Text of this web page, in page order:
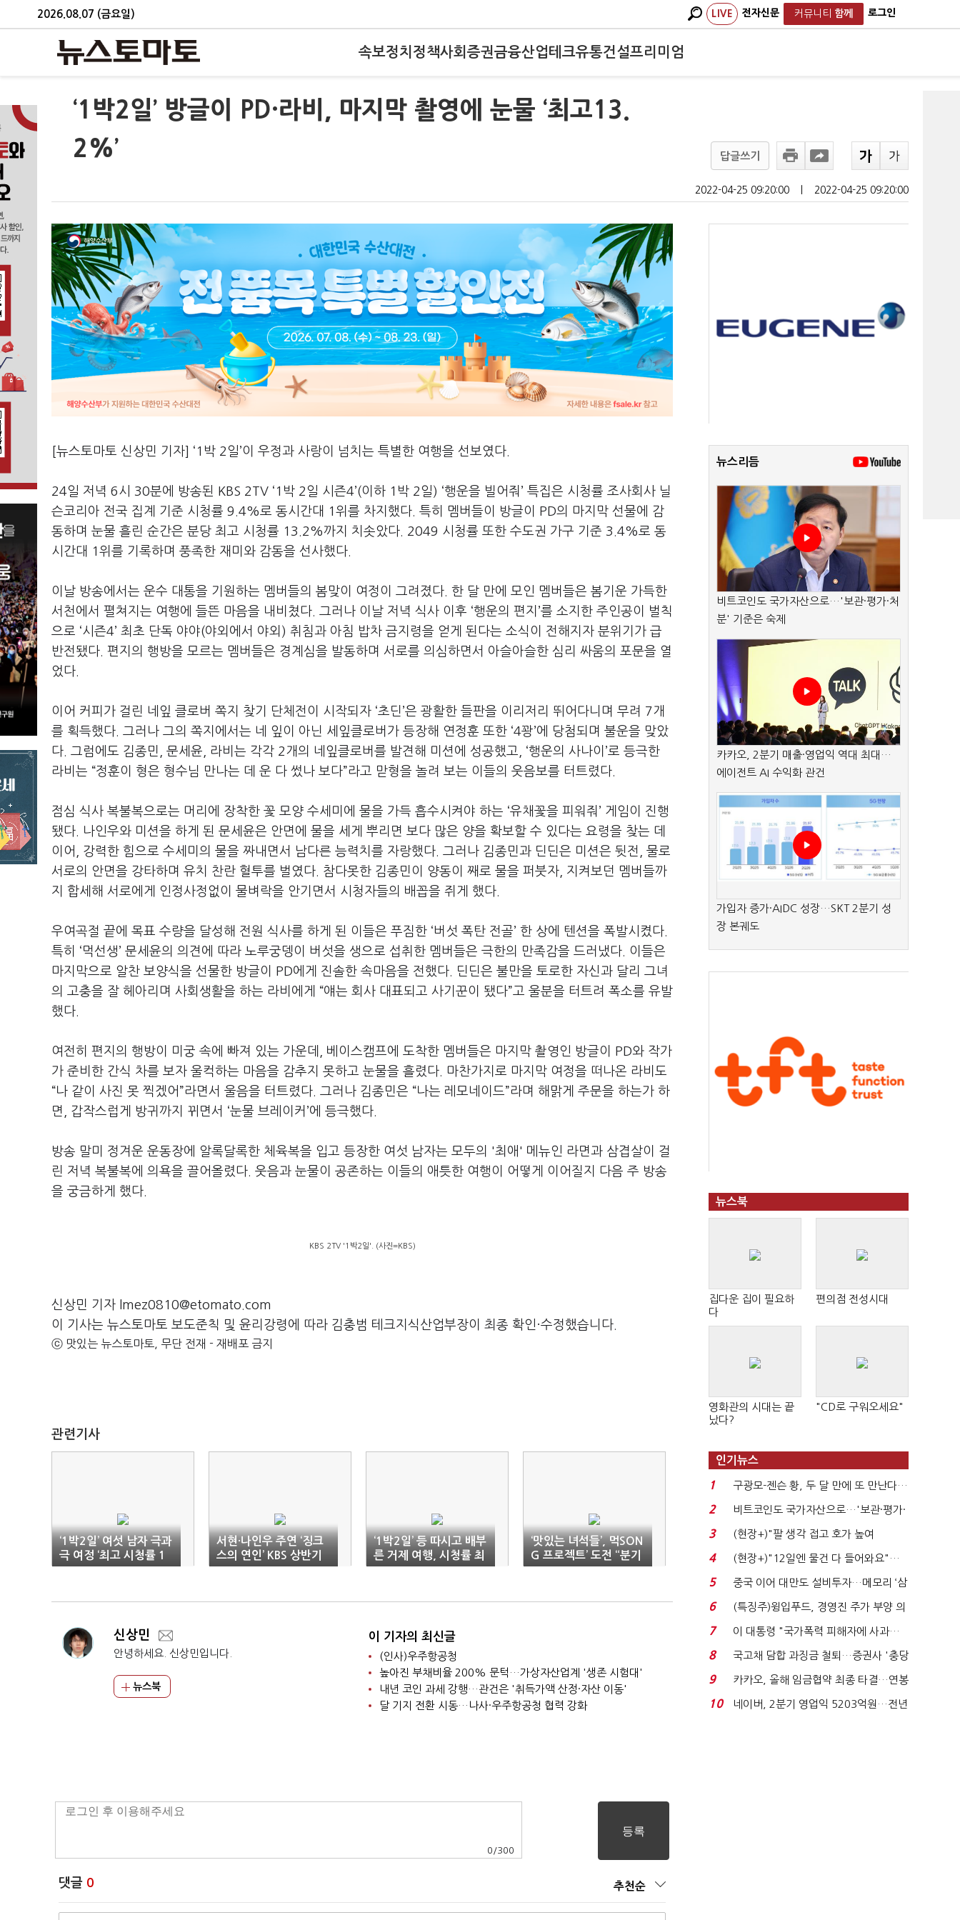
2026.08.07 (금요일) LIVE 전자신문 커뮤니티 함께 로그인
속보정치 정책사회 증권금융산업테크유통건설프리미엄
‘1박2일’ 방글이 PD·라비, 마지막 촬영에 눈물 ‘최고13.
2%’
답글쓰기
2022-04-25 09:20:00 2022-04-25 09:20:00
[뉴스토마토 신상민 기자] ‘ 1 박 2일’이 우정과 사랑이 넘치는 특별한 여행을 선보였다
24일 저녁 6시 30분에 방송된 KBS 2TV ‘1 박 2일 시즌4’(이하 1 박 2일 ) ‘행운을 빌어줘 ’ 특집은 시청률 조사회사 닐
슨코리아 전국 집계 기준 시청률 9.4%로 동시간대 1 위를 차지했다 특히 멤버들이 방글이 PD의 마지막 선물에 감
동하며 눈물 흘린 순간은 분당 최고 시청률 13.2%까지 치솟았다 . 2049 시청률 또한 수도권 가구 기준 3.4%로 동
시간대
1 위를 기록하며 풍족한 재미와 감동을 선사했다
이날 방송에서는 운수 대통을 기원하는 멤버들의 봄맞이 여정이 그려졌다 한 달 만에 모인 멤버들은 봄기운 가득한
서천에서 펼쳐지는 여행에 들뜬 마음을 내비쳤다 그러나 이날 저녁 식사 이후 ‘행운의 편지 ’를 소지한 주인공이 벌칙
으로 ‘시즌4’ 최초 단독 야야(야외에서 야외 ) 취침과 아침 밥차 금지령을 얻게 된다는 소식이 전해지자 분위기가 급
반전됐다 편지의 행방을 모르는 멤버들은 경계심을 발동하며 서로를 의심하면서 아슬아슬한 심리 싸움의 포문을 열
었다
이어 커피가 걸린 네잎 클로버 쪽지 찾기 단체전이 시작되자 ‘초딘’은 광활한 들판을 이리저리 뛰어다니며 무려 7개
를 획득했다 그러나 그의 쪽지에서는 네 잎이 아닌 세잎클로버가 등장해 연정훈 또한 ‘4꽝’에 당첨되며 불운을 맞았
다 그럼에도 김종민 문세윤 라비는 각각 2개의 네잎클로버를 발견해 미션에 성공했고 , ‘행운의 사나이 ’로 등극한
라비는 “정훈이 형은 형수님 만나는 데 운 다 썼나 보다”라고 맏형을 놀려 보는 이들의 웃음보를 터트렸다
점심 식사 복불복으로는 머리에 장착한 꽃 모양 수세미에 물을 가득 흡수시켜야 하는 ‘유채꽃을 피워줘 ’ 게임이 진행
됐다
나인우와 미션을 하게 된 문세윤은 안면에 물을 세게 뿌리면 보다 많은 양을 확보할 수 있다는 요령을 찾는 데
이어
강력한 힘으로 수세미의 물을 짜내면서 남다른 능력치를 자랑했다 그러나 김종민과 딘딘은 미션은 뒷전
물로
서로의 안면을 강타하며 유치 찬란 혈투를 벌였다
참다못한 김종민이 양동이 째로 물을 퍼붓자
지켜보던 멤버들까
지 합세해 서로에게 인정사정없이 물벼락을 안기면서 시청자들의 배꼽을 쥐게 했다
우여곡절 끝에 목표 수량을 달성해 전원 식사를 하게 된 이들은 푸짐한 ‘버섯 폭탄 전골’ 한 상에 텐션을 폭발시켰다
특히
‘먹선생’ 문세윤의 의견에 따라 노루궁뎅이 버섯을 생으로 섭취한 멤버들은 극한의 만족감을 드러냈다
이들은
마지막으로 알찬 보양식을 선물한 방글이
PD에게 진솔한 속마음을 전했다
딘딘은 불만을 토로한 자신과 달리 그녀
의 고충을 잘 헤아리며 사회생활을 하는 라비에게
“얘는 회사 대표되고 사기꾼이 됐다”고 울분을 터트려 폭소를 유발
했다
여전히 편지의 행방이 미궁 속에 빠져 있는 가운데 베이스캠프에 도착한 멤버들은 마지막 촬영인 방글이 PD와 작가
가 준비한 간식 차를 보자 울컥하는 마음을 감추지 못하고 눈물을 흘렸다
마찬가지로 마지막 여정을 떠나온 라비도
“나 같이 사진 못 찍겠어 ”라면서 울음을 터트렸다 그러나 김종민은 “나는 레모네이드”라며 해맑게 주문을 하는가 하
면
갑작스럽게 방귀까지 뀌면서 ‘눈물 브레이커 ’에 등극했다
방송 말미 정겨운 운동장에 알록달록한 체육복을 입고 등장한 여섯 남자는 모두의 '최애 ' 메뉴인 라면과 삼겹살이 걸
린 저녁 복불복에 의욕을 끌어올렸다 웃음과 눈물이 공존하는 이들의 애틋한 여행이 어떻게 이어질지 다음 주 방송
을 궁금하게 했다
KBS 2TV '1박2일'. (사진=KBS)
신상민 기자 lmez0810@etomato.com
이 기사는 뉴스토마토 보도준칙 및 윤리강령에 따라 김충범 테크지식산업부장이 최종 확인·수정했습니다.
ⓒ 맛있는 뉴스토마토, 무단 전재 - 재배포 금지
관련기사
‘1박2일’ 여섯 남자 극과
극 여정 ‘최고 시청률 1
6.3%’
서현·나인우 주연 ‘징크
스의 연인’ KBS 상반기
편성 확정
‘1박2일’ 등 따시고 배부
른 거제 여행, 시청률 최
고 17.4%
‘맛있는 녀석들’, 먹SON
G 프로젝트’ 도전 “분기
에 한 곡씩” (종합)
신상민
안녕하세요. 신상민입니다.
뉴스북
이 기자의 최신글
(인사)우주항공청
높아진 부채비율 200% 문턱…가상자산업계 '생존 시험대'
내년 코인 과세 강행…관건은 '취득가액 산정·자산 이동'
달 기지 전환 시동…나사·우주항공청 협력 강화
0 /300
댓글 0 추천순
뉴스리듬
비트코인도 국가자산으로…'보관·평가·처
분' 기준은 숙제
카카오, 2분기 매출·영업익 역대 최대…
에이전트 AI 수익화 관건
가입자 증가·AIDC 성장…SKT 2분기 성
장 본궤도
뉴스북
집다운 집이 필요하
다
편의점 전성시대
영화관의 시대는 끝
났다?
"CD로 구워오세요"
인기뉴스
1
구광모-젠슨 황, 두 달 만에 또 만난다…
로봇·AI 등 논...
2
비트코인도 국가자산으로…'보관·평가·
처분' 기준은 ...
3
(현장+)"팔 생각 접고 호가 높여
요"…'덜 똘똘한 한 채' 20...
4
(현장+)"12일엔 물건 다 들어와요"…
빈 매대 채우며 문 연 ...
5
중국 이어 대만도 설비투자…메모리 ‘삼
국전쟁’
6
(특징주)윙입푸드, 경영진 주가 부양 의
지에 상한가...
7
이 대통령 "국가폭력 피해자에 사과…
적극적 조사로 진...
8
국고채 담합 과징금 철퇴…증권사 '충당
금 폭탄' 우려...
9
카카오, 올해 임금협약 최종 타결…연봉
6.3% 인상·격려...
10
네이버, 2분기 영업익 5203억원…전년